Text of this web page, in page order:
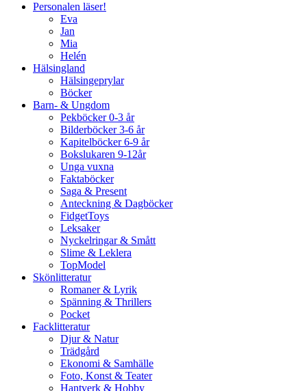
Personalen läser!
Eva
Jan
Mia
Helén
Hälsingland
Hälsingeprylar
Böcker
Barn- & Ungdom
Pekböcker 0-3 år
Bilderböcker 3-6 år
Kapitelböcker 6-9 år
Bokslukaren 9-12år
Unga vuxna
Faktaböcker
Saga & Present
Anteckning & Dagböcker
FidgetToys
Leksaker
Nyckelringar & Smått
Slime & Leklera
TopModel
Skönlitteratur
Romaner & Lyrik
Spänning & Thrillers
Pocket
Facklitteratur
Djur & Natur
Trädgård
Ekonomi & Samhälle
Foto, Konst & Teater
Hantverk & Hobby